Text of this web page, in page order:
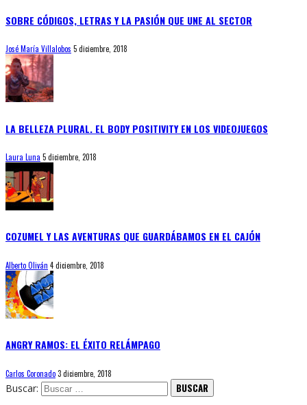
SOBRE CÓDIGOS, LETRAS Y LA PASIÓN QUE UNE AL SECTOR
José María Villalobos 5 diciembre, 2018
LA BELLEZA PLURAL. EL BODY POSITIVITY EN LOS VIDEOJUEGOS
Laura Luna 5 diciembre, 2018
COZUMEL Y LAS AVENTURAS QUE GUARDÁBAMOS EN EL CAJÓN
Alberto Oliván 4 diciembre, 2018
ANGRY RAMOS: EL ÉXITO RELÁMPAGO
Carlos Coronado3 diciembre, 2018
Buscar: